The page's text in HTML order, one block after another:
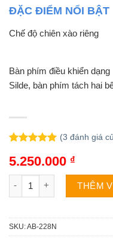
ĐẶC ĐIỂM NỔI BẬT
Chế độ chiên xào riêng
Bàn phím điều khiển dạng
Silde, bàn phím tách hai
dựa trên
(3 đánh giá
5.250.000 ₫
Bếp từ Arber AB-228N số
THÊM
SKU:AB-228N